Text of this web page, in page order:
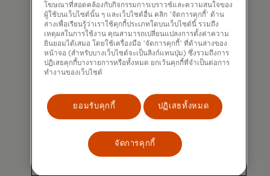
โฆษณาที่สอดคล้องกับกิจกรรมการเบราวซ์และความสนใจของ
ผู้ใช้บนเว็บไซต์นั้น ๆ และเว็บไซต์อื่น คลิก 'จัดการคุกกี้' ด้าน
ล่างเพื่อเรียนรู้ว่าเราใช้คุกกี้ประเภทใดบนเว็บไซต์นี้ รวมถึง
เหตุผลในการใช้งาน คุณสามารถเปลี่ยนแปลงการตั้งค่าความ
ยินยอมได้เสมอ โดยใช้เครื่องมือ 'จัดการคุกกี้' ที่ด้านล่างของ
หน้าจอ (สำหรับบางเว็บไซต์จะเป็นลิงก์แทนปุ่ม) ซึ่งรวมถึงการ
ปฏิเสธคุกกี้บางรายการหรือทั้งหมด ยกเว้นคุกกี้ที่จำเป็นต่อการ
ทำงานของเว็บไซต์
ยอมรับคุกกี้ ปฏิเสธทั้งหมด
จัดการคุกกี้